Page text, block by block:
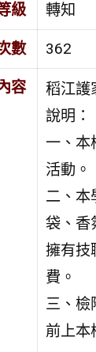
級 轉知
數 362
容
稻江護
說明：
一、本
活動。
二、本
袋、香
擁有技
費。
三、檢
前上本